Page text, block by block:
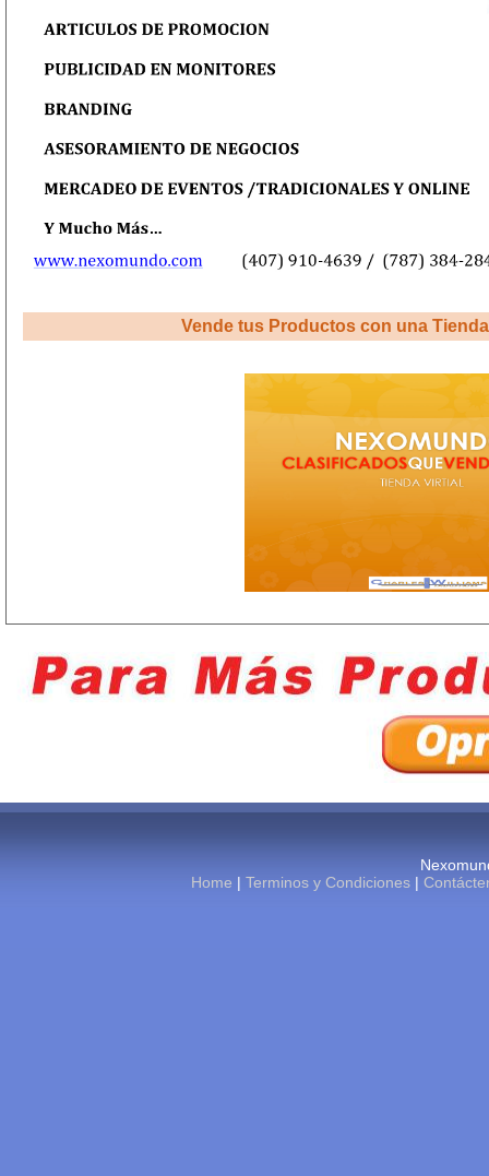
Vende tus Productos con una
Home |Terminos y Condiciones |